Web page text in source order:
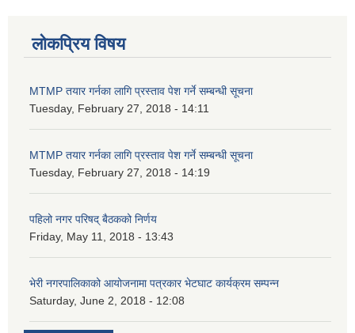
लोकप्रिय विषय
MTMP तयार गर्नका लागि प्रस्ताव पेश गर्ने सम्बन्धी सूचना
Tuesday, February 27, 2018 - 14:11
MTMP तयार गर्नका लागि प्रस्ताव पेश गर्ने सम्बन्धी सूचना
Tuesday, February 27, 2018 - 14:19
पहिलो नगर परिषद् बैठकको निर्णय
Friday, May 11, 2018 - 13:43
भेरी नगरपालिकाको आयोजनामा पत्रकार भेटघाट कार्यक्रम सम्पन्न
Saturday, June 2, 2018 - 12:08